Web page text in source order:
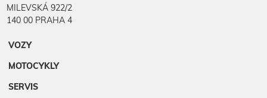
MILEVSKÁ 922/2
140 00 PRAHA 4
VOZY
MOTOCYKLY
SERVIS